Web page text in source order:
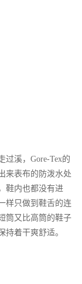
过溪，Gore-Tex的
来表布的防泼水处
鞋内也都没有进
样只做到鞋舌的连
筒又比高筒的鞋子
着干爽舒适。